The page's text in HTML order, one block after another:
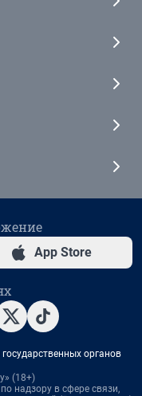
App Store
органов
(18+)
надзору в сфере связи,